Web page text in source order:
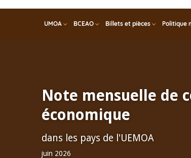
UMOA BCEAO Billets et pièces Politique
Note mensuelle de
économique
dans les pays de l'UEMOA
juin 2026